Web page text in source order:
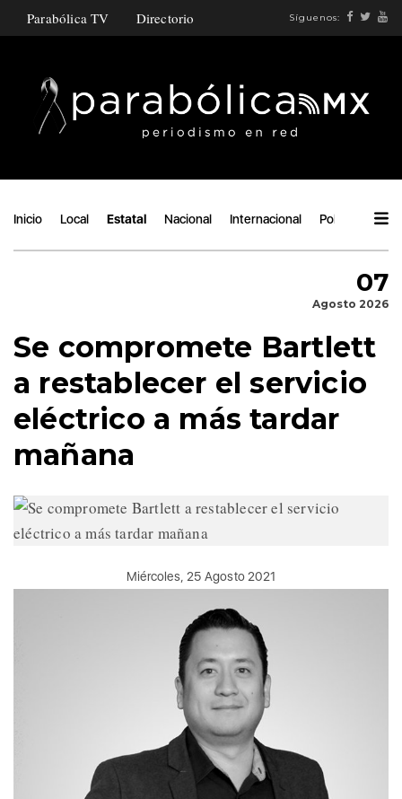
Parabólica TV Directorio Síguenos:
Inicio Local Estatal Nacional Internacional Política
07
Agosto 2026
Se compromete Bartlett
a restablecer el servicio
eléctrico a más tardar
mañana
Miércoles, 25 Agosto 2021